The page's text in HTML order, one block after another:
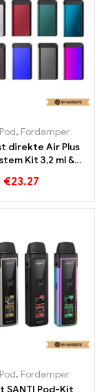
Pod, Fordamper
direkte Air Plus
Kit 3,2 ml &
丨 Custom
€23.27
Pod, Fordamper